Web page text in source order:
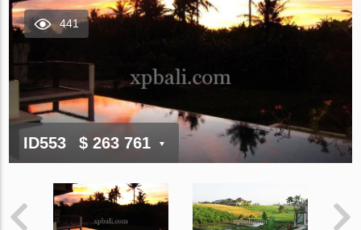
441
ID553 $ 263 761